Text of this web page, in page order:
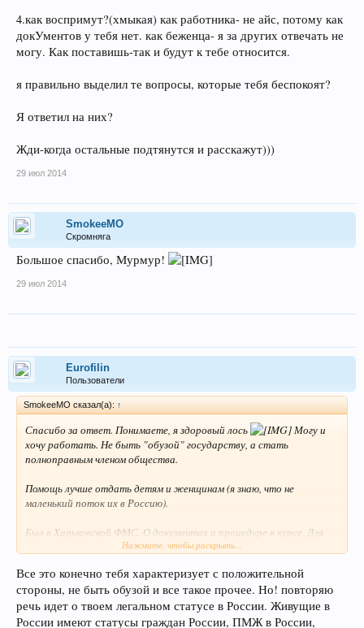
4.как воспримут?(хмыкая) как работника- не айс, потому как
докУментов у тебя нет. как беженца- я за других отвечать не
могу. Как поставишь-так и будут к тебе относится.
я правильно выделил те вопросы, которые тебя беспокоят?
Я ответил на них?
Жди-когда остальные подтянутся и расскажут)))
29 июл 2014
SmokeeMO
Скромняга
Большое спасибо, Мурмур!
29 июл 2014
Eurofilin
Пользователи
SmokeeMO сказал(а): ↑
Спасибо за ответ. Понимаете, я здоровый лось
Могу и
хочу работать. Не быть "обузой" государству, а стать
полноправным членом общества.
Помощь лучше отдать детям и женщинам (я знаю, что не
маленький поток их в Россию).
Был в Харьковской ФМС. О документах и процедуре в курсе. Для
начала... Более подробно, буду консультироваться, если что.
Нажмите, чтобы раскрыть...
Все это конечно тебя характеризует с положительной
стороны, не быть обузой и все такое прочее. Но! повторяю
речь идет о твоем легальном статусе в России. Живущие в
России имеют статусы граждан России, ПМЖ в России,